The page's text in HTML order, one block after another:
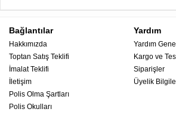
Bağlantılar
Hakkımızda
Toptan Satış Teklifi
İmalat Teklifi
İletişim
Polis Olma Şartları
Polis Okulları
Yardım
Yardım Genel
Kargo ve
Siparişler
Üyelik